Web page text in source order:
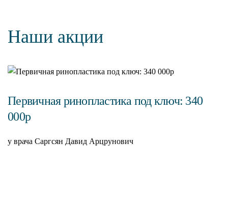
Наши акции
Первичная ринопластика под ключ: 340
000р
у врача Саргсян Давид Арцрунович